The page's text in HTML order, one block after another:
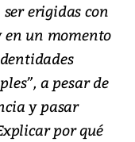
erigidas con
un momento
a pesar de
y pasar
por qué